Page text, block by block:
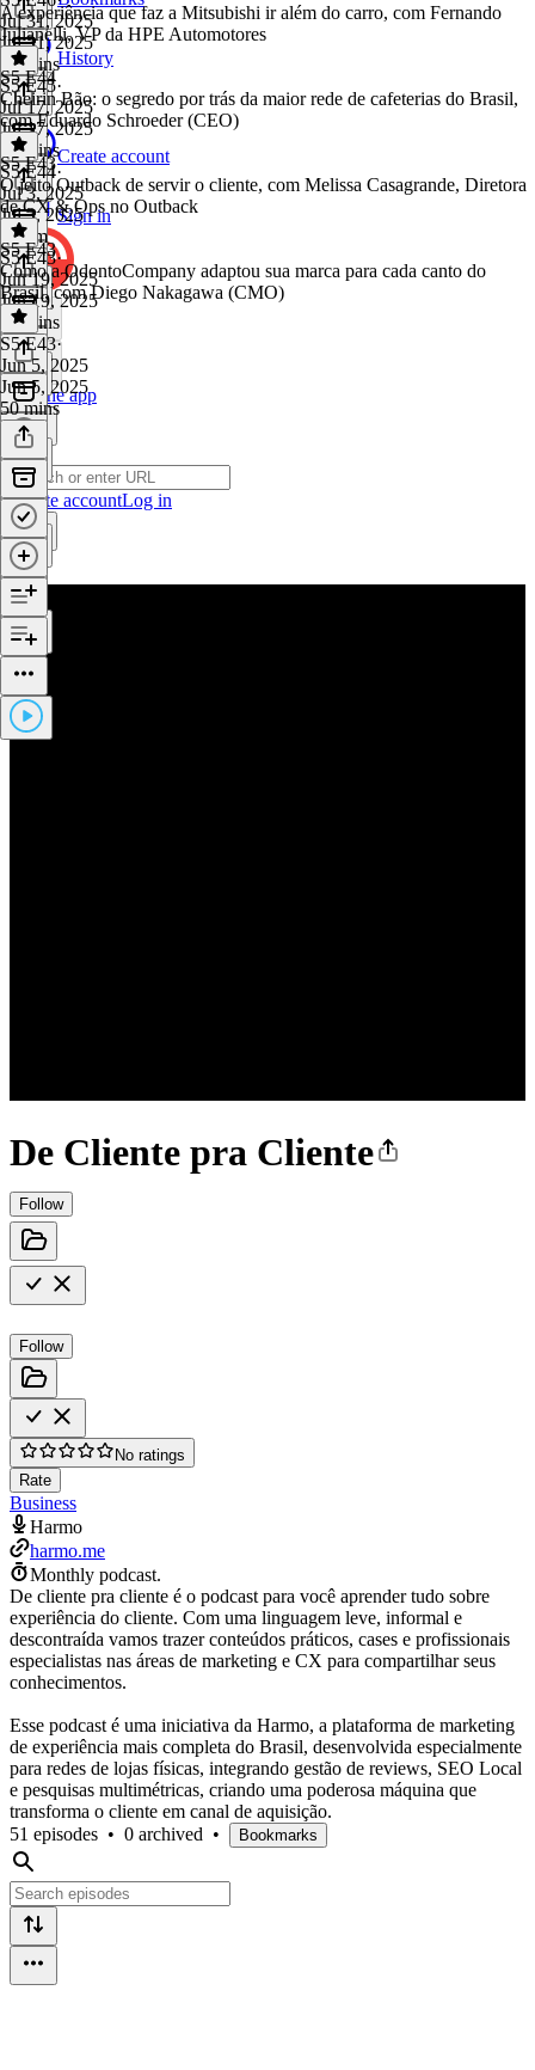
History
Create account
Sign in
Get the app
Create accountLog in
De Cliente pra Cliente
Follow
Follow
No ratings
Rate
Business
Harmo
harmo.me
Monthly podcast.
De cliente pra cliente é o podcast para você aprender tudo sobre
experiência do cliente. Com uma linguagem leve, informal e
descontraída vamos trazer conteúdos práticos, cases e profissionais
especialistas nas áreas de marketing e CX para compartilhar seus
conhecimentos.
Esse podcast é uma iniciativa da Harmo, a plataforma de marketing
de experiência mais completa do Brasil, desenvolvida especialmente
para redes de lojas físicas, integrando gestão de reviews, SEO Local
e pesquisas multimétricas, criando uma poderosa máquina que
transforma o cliente em canal de aquisição.
51 episodes • 0 archived • Bookmarks
Jul 31, 2025
Jul 31, 2025
41 mins
A experiência que faz a Mitsubishi ir além do carro, com Fernando
Julianelli, VP da HPE Automotores
S5 E45·
Jul 17, 2025
Jul 17, 2025
48 mins
S5 E44
Cheirin Bão: o segredo por trás da maior rede de cafeterias do Brasil,
com Eduardo Schroeder (CEO)
S5 E44·
Jul 3, 2025
Jul 3, 2025
1h 2m
S5 E43
O jeito Outback de servir o cliente, com Melissa Casagrande, Diretora
de CX & Ops no Outback
S5 E43·
Jun 19, 2025
Jun 19, 2025
57 mins
S5 E43
Como a OdontoCompany adaptou sua marca para cada canto do
Brasil, com Diego Nakagawa (CMO)
S5 E43·
Jun 5, 2025
Jun 5, 2025
50 mins